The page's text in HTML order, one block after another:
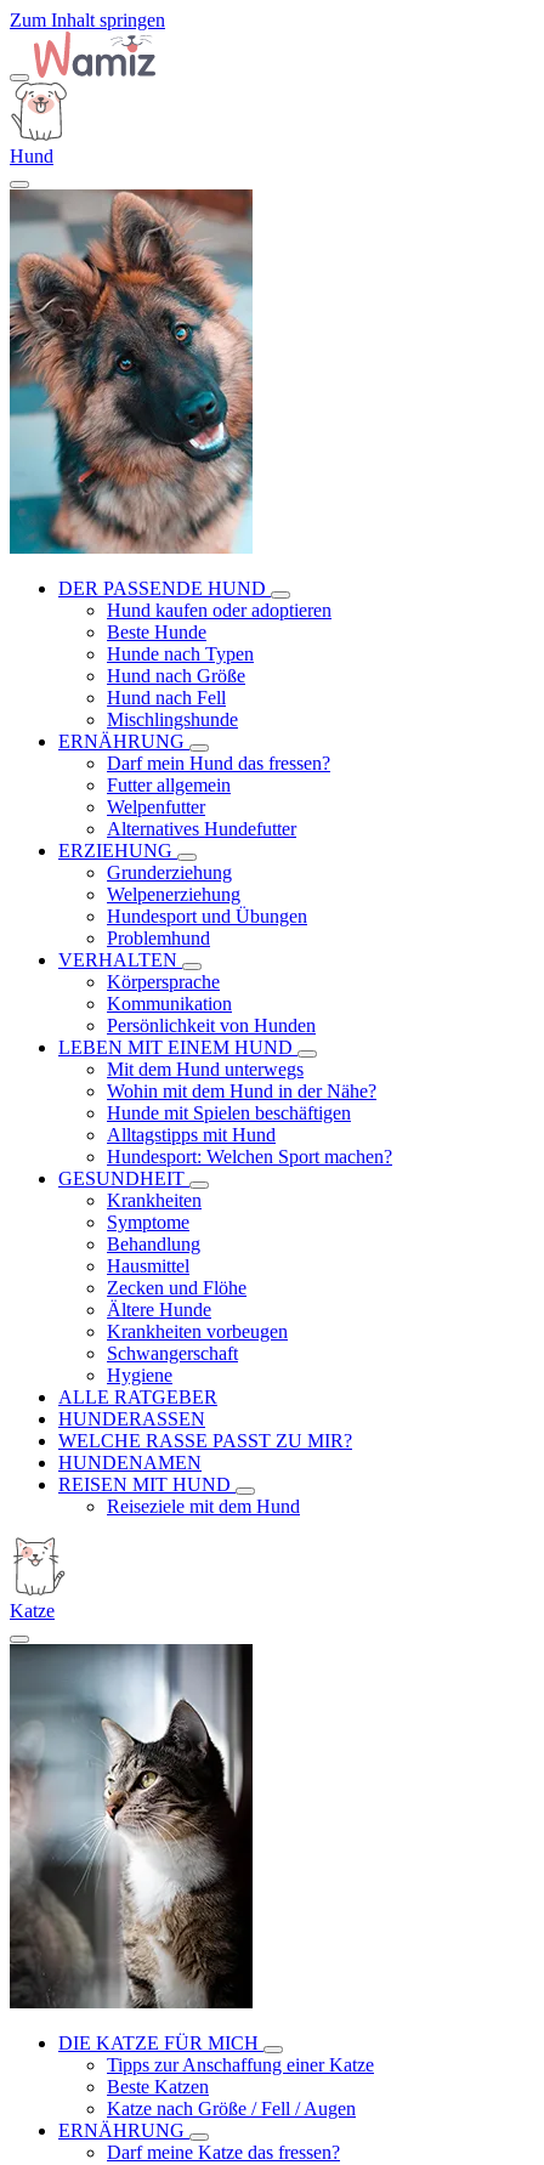
Zum Inhalt springen
Hund
DER PASSENDE HUND
Hund kaufen oder adoptieren
Beste Hunde
Hunde nach Typen
Hund nach Größe
Hund nach Fell
Mischlingshunde
ERNÄHRUNG
Darf mein Hund das fressen?
Futter allgemein
Welpenfutter
Alternatives Hundefutter
ERZIEHUNG
Grunderziehung
Welpenerziehung
Hundesport und Übungen
Problemhund
VERHALTEN
Körpersprache
Kommunikation
Persönlichkeit von Hunden
LEBEN MIT EINEM HUND
Mit dem Hund unterwegs
Wohin mit dem Hund in der Nähe?
Hunde mit Spielen beschäftigen
Alltagstipps mit Hund
Hundesport: Welchen Sport machen?
GESUNDHEIT
Krankheiten
Symptome
Behandlung
Hausmittel
Zecken und Flöhe
Ältere Hunde
Krankheiten vorbeugen
Schwangerschaft
Hygiene
ALLE RATGEBER
HUNDERASSEN
WELCHE RASSE PASST ZU MIR?
HUNDENAMEN
REISEN MIT HUND
Reiseziele mit dem Hund
Katze
DIE KATZE FÜR MICH
Tipps zur Anschaffung einer Katze
Beste Katzen
Katze nach Größe / Fell / Augen
ERNÄHRUNG
Darf meine Katze das fressen?